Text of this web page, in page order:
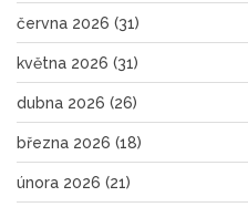
června 2026 (31)
května 2026 (31)
dubna 2026 (26)
března 2026 (18)
února 2026 (21)